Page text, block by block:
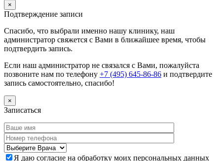
×
Подтверждение записи
Спасибо, что выбрали именно нашу клинику, наш
администратор свяжется с Вами в ближайшее время, чтобы
подтвердить запись.
Если наш администратор не связался с Вами, пожалуйста
позвоните нам по телефону +7 (495) 645-86-86 и подтвердите
запись самостоятельно, спасибо!
×
Записаться
Я даю согласие на обработку моих персональных данных